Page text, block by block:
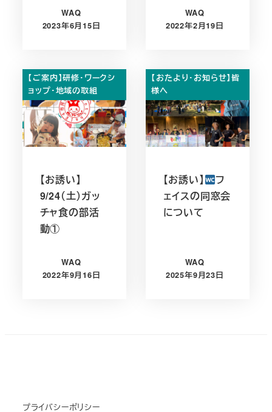
WAQ
投稿日
2023年6月15日
WAQ
投稿日
2022年2月19日
【ご案内】研修・ワークシ
ョップ・地域の取組
【お誘い】
9/24（土）ガッ
チャ食の部活
動①
WAQ
投稿日
2022年9月16日
【おたより・お知らせ】皆
様へ
【お誘い】
フ
ェイスの同窓会
について
WAQ
投稿日
2025年9月23日
プライバシーポリシー